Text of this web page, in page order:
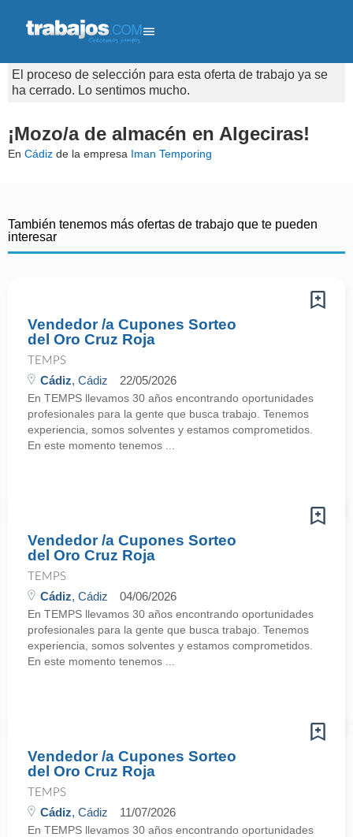
El proceso de selección para esta oferta de trabajo ya se
ha cerrado. Lo sentimos mucho.
¡Mozo/a de almacén en Algeciras!
En Cádiz de la empresa Iman Temporing
También tenemos más ofertas de trabajo que te pueden
interesar
Vendedor /a Cupones Sorteo
del Oro Cruz Roja
TEMPS
Cádiz, Cádiz 22/05/2026
En TEMPS llevamos 30 años encontrando oportunidades
profesionales para la gente que busca trabajo. Tenemos
experiencia, somos solventes y estamos comprometidos.
En este momento tenemos ...
Vendedor /a Cupones Sorteo
del Oro Cruz Roja
TEMPS
Cádiz, Cádiz 04/06/2026
En TEMPS llevamos 30 años encontrando oportunidades
profesionales para la gente que busca trabajo. Tenemos
experiencia, somos solventes y estamos comprometidos.
En este momento tenemos ...
Vendedor /a Cupones Sorteo
del Oro Cruz Roja
TEMPS
Cádiz, Cádiz 11/07/2026
En TEMPS llevamos 30 años encontrando oportunidades